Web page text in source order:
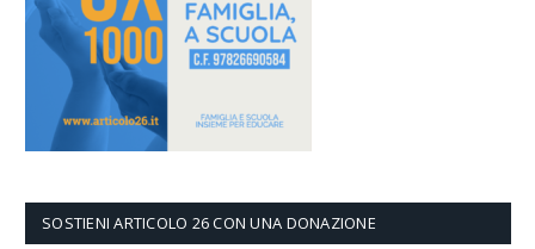
SOSTIENI ARTICOLO 26 CON UNA DONAZIONE